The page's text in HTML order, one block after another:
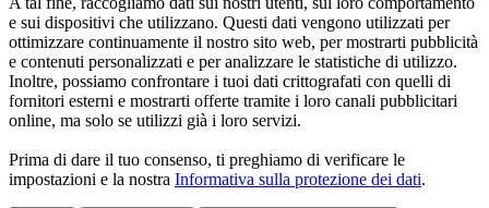
e sui dispositivi che utilizzano. Questi dati vengono utilizzati per
ottimizzare continuamente il nostro sito web, per mostrarti pubblicità
e contenuti personalizzati e per analizzare le statistiche di utilizzo.
Inoltre, possiamo confrontare i tuoi dati crittografati con quelli di
fornitori esterni e mostrarti offerte tramite i loro canali pubblicitari
online, ma solo se utilizzi già i loro servizi.
Prima di dare il tuo consenso, ti preghiamo di verificare le
impostazioni e la nostra Informativa sulla protezione dei dati.